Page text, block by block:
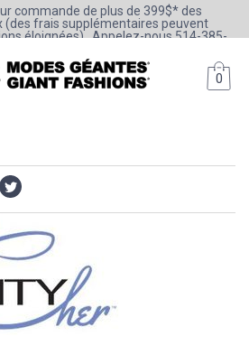
commande de plus de 399$* des
(des frais supplémentaires peuvent
éloignées) . Appelez-nous 514-385-
ou 1-800-361-0777
0